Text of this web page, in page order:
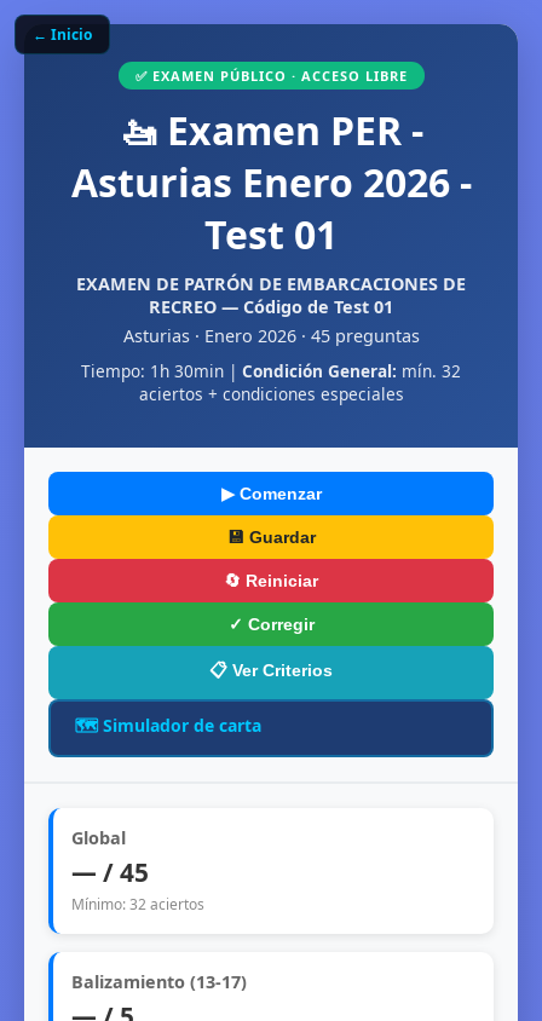
← Inicio
✅ EXAMEN PÚBLICO · ACCESO LIBRE
🚤 Examen PER -
Asturias Enero 2026 -
Test 01
EXAMEN DE PATRÓN DE EMBARCACIONES DE
RECREO — Código de Test 01
Asturias · Enero 2026 · 45 preguntas
Tiempo: 1h 30min | Condición General: mín. 32
aciertos + condiciones especiales
▶ Comenzar
💾 Guardar
🔄 Reiniciar
✓ Corregir
📋 Ver Criterios
🗺️ Simulador de carta
Global
— / 45
Mínimo: 32 aciertos
Balizamiento (13-17)